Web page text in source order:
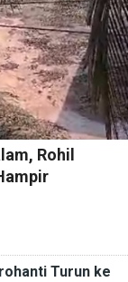
Rohil
Turun ke